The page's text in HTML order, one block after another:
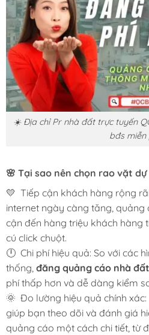
☀️ Địa chỉ Pr nhà đất trực tuyến
bđs miễn
🌸 Tại sao nên chọn rao vặt
💛 Tiếp cận khách hàng rộng
internet ngày càng tăng, quảng
cận đến hàng triệu khách hàng
cú click chuột.
🕛 Chi phí hiệu quả: So với các
thống, đăng quảng cáo nhà
phí thấp hơn và dễ dàng kiểm
🌞 Đo lường hiệu quả chính
giúp bạn theo dõi và đánh giá
quảng cáo một cách chi tiết, từ